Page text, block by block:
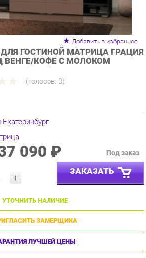
Добавить в избранное
ГОСТИНОЙ МАТРИЦА ГРАЦИЯ
ВЕНГЕ/КОФЕ С МОЛОКОМ
090 ₽
ЗАКАЗАТЬ
УТОЧНИТЬ НАЛИЧИЕ
ЗАМЕРЩИКА
ЛУЧШЕЙ ЦЕНЫ
г. Екатеринбурги до ТК -бесплатна.